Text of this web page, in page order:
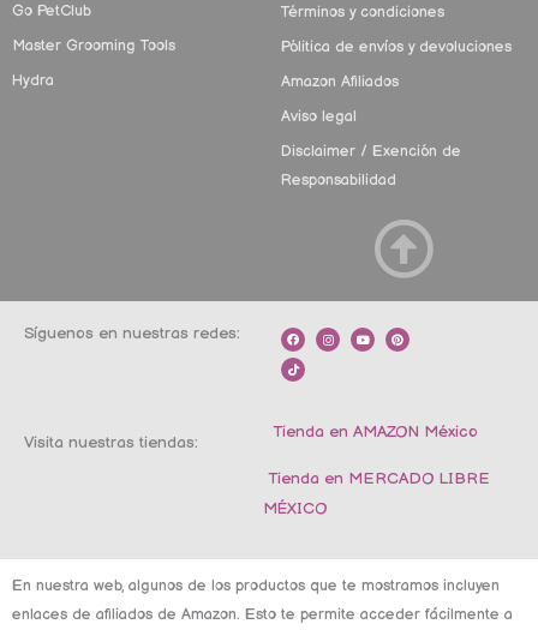
Go PetClub
Master Grooming Tools
Hydra
Términos y condiciones
Pólitica de envíos y devoluciones
Amazon Afiliados
Aviso legal
Disclaimer / Exención de
Responsabilidad
Síguenos en nuestras redes:
F
a
c
e
b
I
n
s
m
Y
o
u
P
i
n
t
T
i
k
t
o
Visita nuestras tiendas:
Tienda en AMAZON México
Tienda en MERCADO LIBRE
MÉXICO
En nuestra web, algunos de los productos que te mostramos incluyen
enlaces de afiliados de Amazon. Esto te permite acceder fácilmente a